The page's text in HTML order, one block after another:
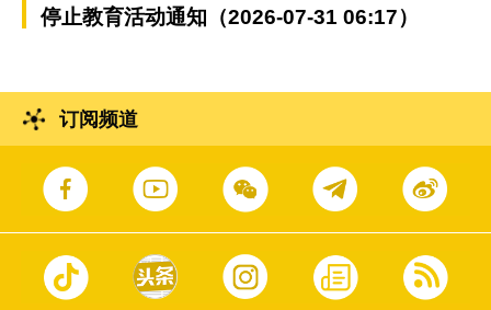
停止教育活动通知（2026-07-31 06:17）
订阅频道